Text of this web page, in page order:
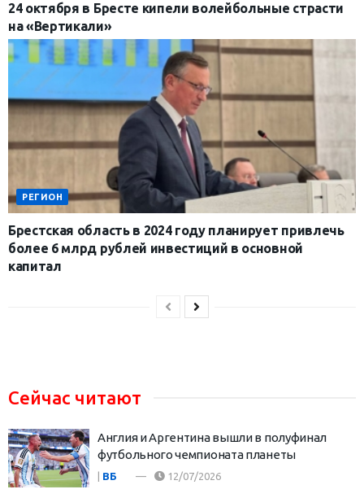
24 октября в Бресте кипели волейбольные страсти
на «Вертикали»
РЕГИОН
Брестская область в 2024 году планирует привлечь
более 6 млрд рублей инвестиций в основной
капитал
Сейчас читают
Англия и Аргентина вышли в полуфинал
футбольного чемпионата планеты
ВБ 12/07/2026